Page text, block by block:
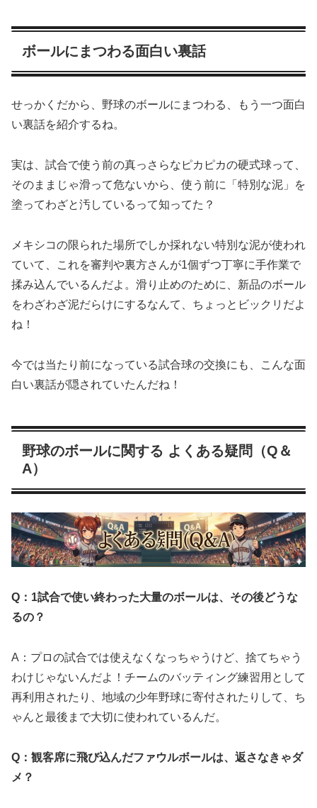
ボールにまつわる面白い裏話
せっかくだから、野球のボールにまつわる、もう一つ面白
い裏話を紹介するね。
実は、試合で使う前の真っさらなピカピカの硬式球って、
そのままじゃ滑って危ないから、使う前に「特別な泥」を
塗ってわざと汚しているって知ってた？
メキシコの限られた場所でしか採れない特別な泥が使われ
ていて、これを審判や裏方さんが1個ずつ丁寧に手作業で
揉み込んでいるんだよ。滑り止めのために、新品のボール
をわざわざ泥だらけにするなんて、ちょっとビックリだよ
ね！
今では当たり前になっている試合球の交換にも、こんな面
白い裏話が隠されていたんだね！
野球のボールに関する よくある疑問（Q＆
A）
Q：1試合で使い終わった大量のボールは、その後どうな
るの？
A：プロの試合では使えなくなっちゃうけど、捨てちゃう
わけじゃないんだよ！チームのバッティング練習用として
再利用されたり、地域の少年野球に寄付されたりして、ち
ゃんと最後まで大切に使われているんだ。
Q：観客席に飛び込んだファウルボールは、返さなきゃダ
メ？